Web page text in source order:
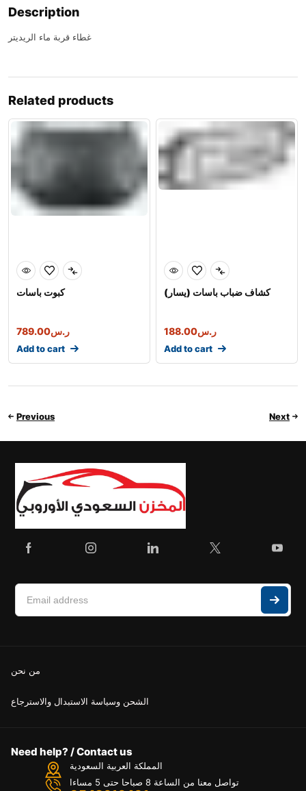
Description
غطاء قربة ماء الريديتر
Related products
كبوت باسات
ر.س789.00
Add to cart
كشاف ضباب باسات (يسار)
ر.س188.00
Add to cart
Previous Next
من نحن
الشحن وسياسة الاستبدال والاسترجاع
Need help? / Contact us
المملكة العربية السعودية
تواصل معنا من الساعة 8 صباحا حتى 5 مساءا